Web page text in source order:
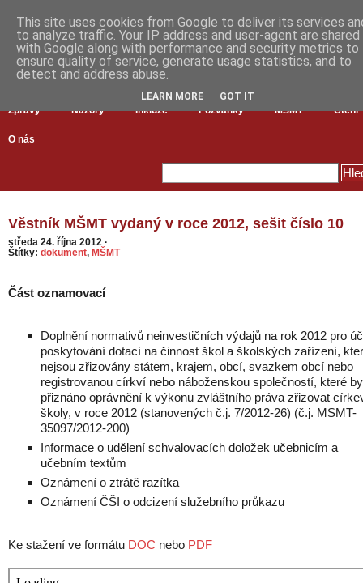
Zprávy Názory Inkluze Pozvánky MŠMT Čtení
O nás
Věstník MŠMT vydaný v roce 2012, sešit číslo 10
středa 24. října 2012 ·
Štítky: dokument, MŠMT
Část oznamovací
Doplnění normativů neinvestičních výdajů na rok 2012 pro
poskytování dotací na činnost škol a školských zařízení,
nejsou zřizovány státem, krajem, obcí, svazkem obcí nebo
registrovanou církví nebo náboženskou společností, které
přiznáno oprávnění k výkonu zvláštního práva zřizovat
školy, v roce 2012 (stanovených č.j. 7/2012-26) (č.j. MSMT-
35097/2012-200)
Informace o udělení schvalovacích doložek učebnicím a
učebním textům
Oznámení o ztrátě razítka
Oznámení ČŠI o odcizení služebního průkazu
Ke stažení ve formátu DOC nebo PDF
This site uses cookies from Google to deliver its services
to analyze traffic. Your IP address and user-agent are shared
with Google along with performance and security metrics to
ensure quality of service, generate usage statistics, and to
detect and address abuse.
LEARN MORE GOT IT